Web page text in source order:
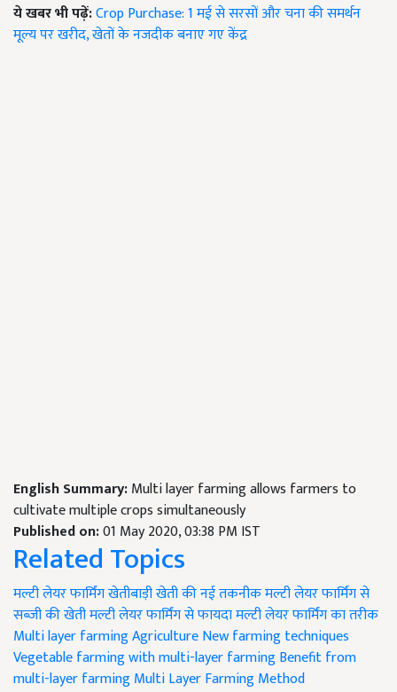
ये खबर भी पढ़ें:Crop Purchase: 1 मई से सरसों और चना की समर्थन
मूल्य पर खरीद, खेतों के नजदीक बनाए गए केंद्र
English Summary:Multi layer farming allows farmers to
cultivate multiple crops simultaneously
Published on:01 May 2020, 03:38 PM IST
Related Topics
मल्टी लेयर फार्मिंगखेतीबाड़ीखेती की नई तकनीकमल्टी लेयर फार्मिंग से
सब्जी की खेतीमल्टी लेयर फार्मिंग से फायदामल्टी लेयर फार्मिंग का तरीक
Multi layer farmingAgricultureNew farming techniques
Vegetable farming with multi-layer farmingBenefit from
multi-layer farmingMulti Layer Farming Method